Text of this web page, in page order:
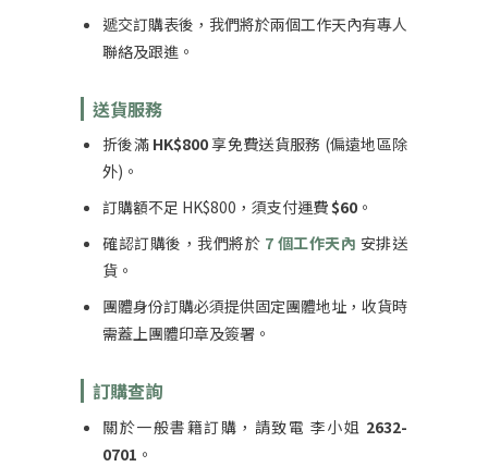
遞交訂購表後，我們將於兩個工作天內有專人
聯絡及跟進。
送貨服務
折後滿 HK$800享免費送貨服務 (偏遠地區除
外)。
訂購額不足 HK$800，須支付運費$60 。
確認訂購後，我們將於 7 個工作天內 安排送
貨。
團體身份訂購必須提供固定團體地址，收貨時
需蓋上團體印章及簽署。
訂購查詢
關於一般書籍訂購，請致電 李小姐 2632-
0701 。